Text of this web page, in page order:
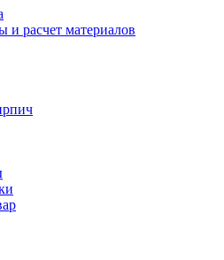
и расчет материалов